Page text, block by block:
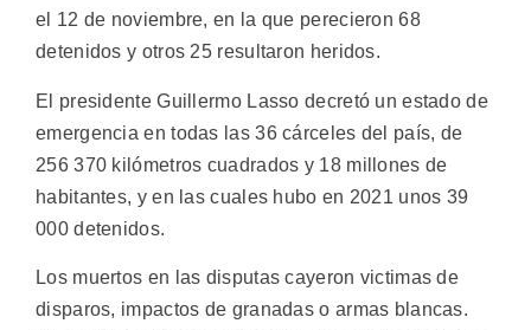
el 12 de noviembre, en la que perecieron 68
detenidos y otros 25 resultaron heridos.
El presidente Guillermo Lasso decretó un estado de
emergencia en todas las 36 cárceles del país, de
256 370 kilómetros cuadrados y 18 millones de
habitantes, y en las cuales hubo en 2021 unos 39
000 detenidos.
Los muertos en las disputas cayeron victimas de
disparos, impactos de granadas o armas blancas.